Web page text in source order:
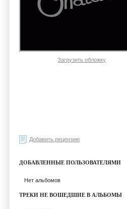
Загрузить обложку
Добавить рецензию
ДОБАВЛЕННЫЕ ПОЛЬЗОВАТЕЛЯМИ
Нет альбомов
ТРЕКИ НЕ ВОШЕДШИЕ В АЛЬБОМЫ